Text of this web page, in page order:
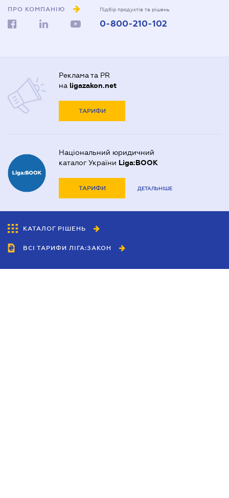
ПРО КОМПАНІЮ Підбір продуктів та рішень
0-800-210-102
Реклама та PR
на ligazakon.net
ТАРИФИ
Національний юридичний
каталог України Liga:BOOK
ТАРИФИ ДЕТАЛЬНІШЕ
КАТАЛОГ РІШЕНЬ
ВСІ ТАРИФИ ЛІГА:ЗАКОН